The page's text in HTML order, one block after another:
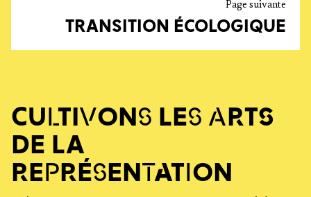
Page suivante
TRANSITION ÉCOLOGIQUE
CULTIVONS LES ARTS
DE LA
REPRÉSENTATION